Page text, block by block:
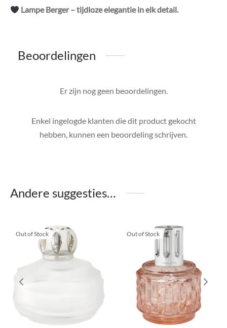
Lampe Berger – tijdloze elegantie in elk detail.
Beoordelingen
Er zijn nog geen beoordelingen.
Enkel ingelogde klanten die dit product gekocht
hebben, kunnen een beoordeling schrijven.
Andere suggesties…
Out of Stock Out of Stock